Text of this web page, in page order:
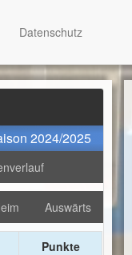
2024/2025
Auswärts
Punkte
Datenschutz